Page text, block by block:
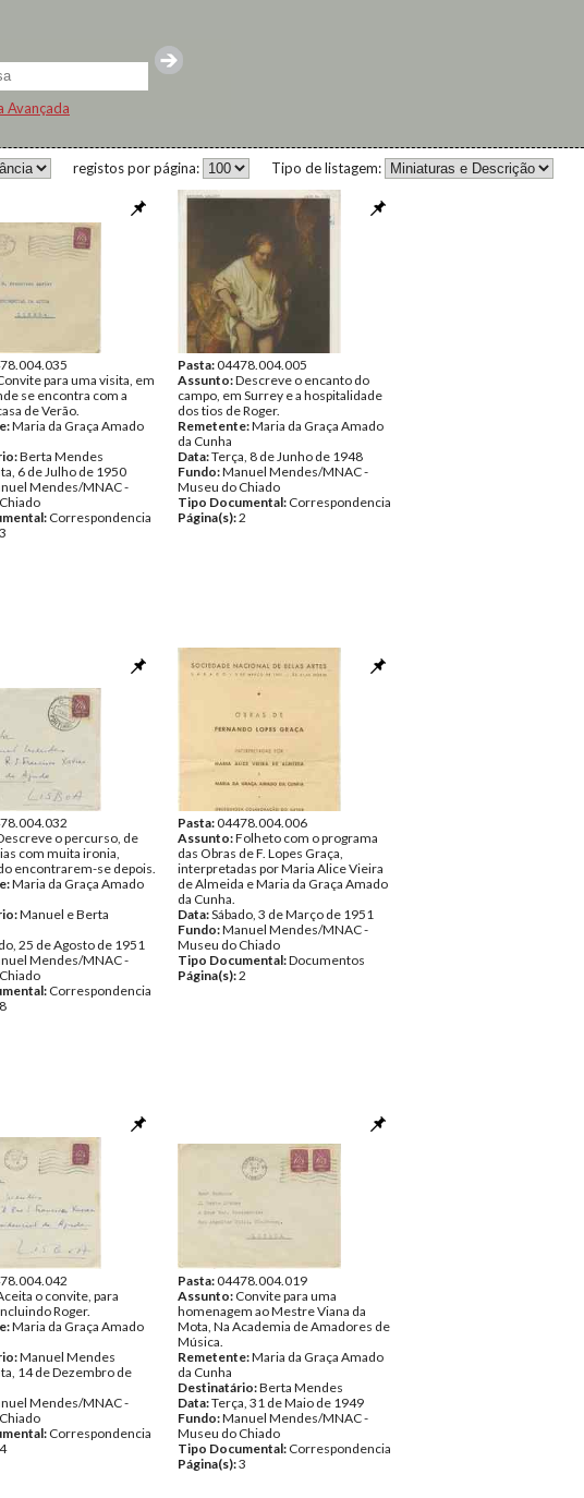
Avançada
Tipo de listagem:
registos por página:
para uma visita, em
se encontra com a
de Verão.
Maria da Graça Amado
Berta Mendes
6 de Julho de 1950
Mendes/MNAC -
Correspondencia
3
Pasta:04478.004.005
Assunto:Descreve o encanto do
campo, em Surrey e a hospitalidade
dos tios de Roger.
Remetente:Maria da Graça Amado
da Cunha
Data:Terça, 8 de Junho de 1948
Fundo:Manuel Mendes/MNAC -
Museu do Chiado
Tipo Documental: Correspondencia
Página(s):2
o percurso, de
com muita ironia,
encontrarem-se depois.
Maria da Graça Amado
Manuel e Berta
25 de Agosto de 1951
Mendes/MNAC -
Correspondencia
8
Pasta:04478.004.006
Assunto:Folheto com o programa
das Obras de F. Lopes Graça,
interpretadas por Maria Alice Vieira
de Almeida e Maria da Graça Amado
da Cunha.
Data:Sábado, 3 de Março de 1951
Fundo:Manuel Mendes/MNAC -
Museu do Chiado
Tipo Documental:Documentos
Página(s):2
o convite, para
Roger.
Maria da Graça Amado
Manuel Mendes
14 de Dezembro de
Mendes/MNAC -
Correspondencia
4
Pasta:04478.004.019
Assunto: Convite para uma
homenagem ao Mestre Viana da
Mota, Na Academia de Amadores de
Música.
Remetente:Maria da Graça Amado
da Cunha
Destinatário:Berta Mendes
Data:Terça, 31 de Maio de 1949
Fundo:Manuel Mendes/MNAC -
Museu do Chiado
Tipo Documental: Correspondencia
Página(s):3